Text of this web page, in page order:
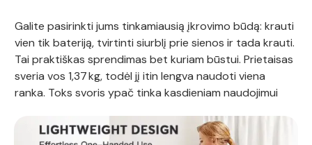
Galite pasirinkti jums tinkamiausią įkrovimo būdą: krauti
vien tik bateriją, tvirtinti siurblį prie sienos ir tada krauti.
Tai praktiškas sprendimas bet kuriam būstui. Prietaisas
sveria vos 1,37 kg, todėl jį itin lengva naudoti viena
ranka. Toks svoris ypač tinka kasdieniam naudojimui